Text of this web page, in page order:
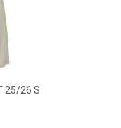
25/26 S